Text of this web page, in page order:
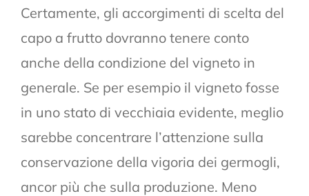
Certamente, gli accorgimenti di scelta del
capo a frutto dovranno tenere conto
anche della condizione del vigneto in
generale. Se per esempio il vigneto fosse
in uno stato di vecchiaia evidente, meglio
sarebbe concentrare l’attenzione sulla
conservazione della vigoria dei germogli,
ancor più che sulla produzione. Meno